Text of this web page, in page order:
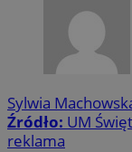
Sylwia
Źródło: UM
reklama